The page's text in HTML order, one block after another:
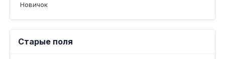
Новичок
Старые поля